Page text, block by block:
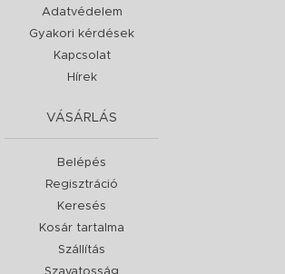
Adatvédelem
Gyakori kérdések
Kapcsolat
Hírek
VÁSÁRLÁS
Belépés
Regisztráció
Keresés
Kosár tartalma
Szállítás